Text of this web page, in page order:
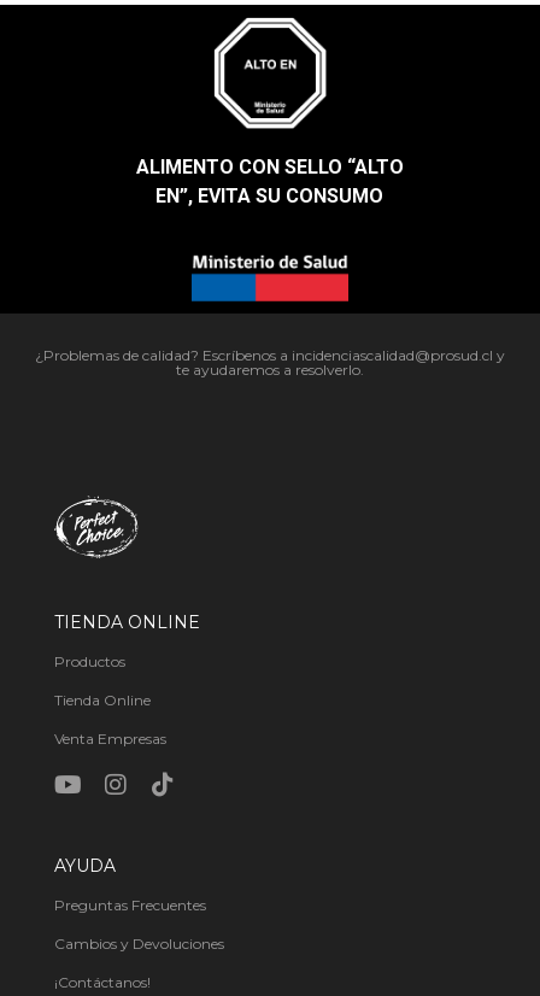
ALIMENTO CON SELLO “ALTO
EN”, EVITA SU CONSUMO​
¿Problemas de calidad? Escríbenos a incidenciascalidad@prosud.cl y
te ayudaremos a resolverlo.
TIENDA ONLINE
Productos
Tienda Online
Venta Empresas
AYUDA
Preguntas Frecuentes
Cambios y Devoluciones
¡Contáctanos!